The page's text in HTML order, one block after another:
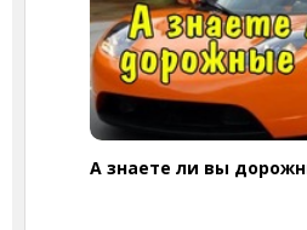
А знаете ли вы